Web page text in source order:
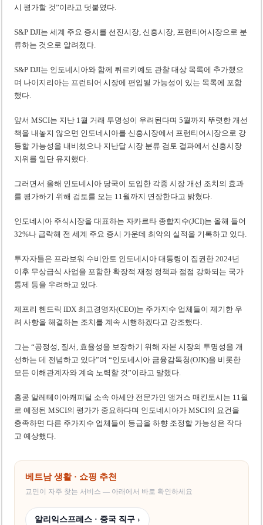
시 평가할 것”이라고 덧붙였다.
S&P DJI는 세계 주요 증시를 선진시장, 신흥시장, 프런티어시장으로 분
류하는 것으로 알려졌다.
S&P DJI는 인도네시아와 함께 튀르키예도 관찰 대상 목록에 추가했으
며 나이지리아는 프런티어 시장에 편입될 가능성이 있는 목록에 포함
했다.
앞서 MSCI는 지난 1월 거래 투명성이 우려된다며 5월까지 뚜렷한 개선
책을 내놓지 않으면 인도네시아를 신흥시장에서 프런티어시장으로 강
등할 가능성을 내비쳤으나 지난달 시장 분류 검토 결과에서 신흥시장
지위를 일단 유지했다.
그러면서 올해 인도네시아 당국이 도입한 각종 시장 개선 조치의 효과
를 평가하기 위해 검토를 오는 11월까지 연장한다고 밝혔다.
인도네시아 주식시장을 대표하는 자카르타 종합지수(JCI)는 올해 들어
32%나 급락해 전 세계 주요 증시 가운데 최악의 실적을 기록하고 있다.
투자자들은 프라보워 수비안토 인도네시아 대통령이 집권한 2024년
이후 무상급식 사업을 포함한 확장적 재정 정책과 점점 강화되는 국가
통제 등을 우려하고 있다.
제프리 헨드릭 IDX 최고경영자(CEO)는 주가지수 업체들이 제기한 우
려 사항을 해결하는 조치를 계속 시행하겠다고 강조했다.
그는 “공정성, 질서, 효율성을 보장하기 위해 자본 시장의 투명성을 개
선하는 데 전념하고 있다”며 “인도네시아 금융감독청(OJK)을 비롯한
모든 이해관계자와 계속 노력할 것”이라고 말했다.
홍콩 알레테이아캐피털 소속 아세안 전문가인 앵거스 매킨토시는 11월
로 예정된 MSCI의 평가가 중요하다며 인도네시아가 MSCI의 요건을
충족하면 다른 주가지수 업체들이 등급을 하향 조정할 가능성은 작다
고 예상했다.
베트남 생활 · 쇼핑 추천
교민이 자주 찾는 서비스 — 아래에서 바로 확인하세요
알리익스프레스 · 중국 직구 ›